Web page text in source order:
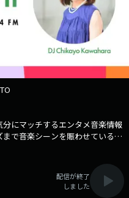
にマッチするエンタメ音楽情報
で音楽シーンを賑わせている注
音楽情報を幅広く紹
ッチ」 ハッシュタグは
配信が終了
しました